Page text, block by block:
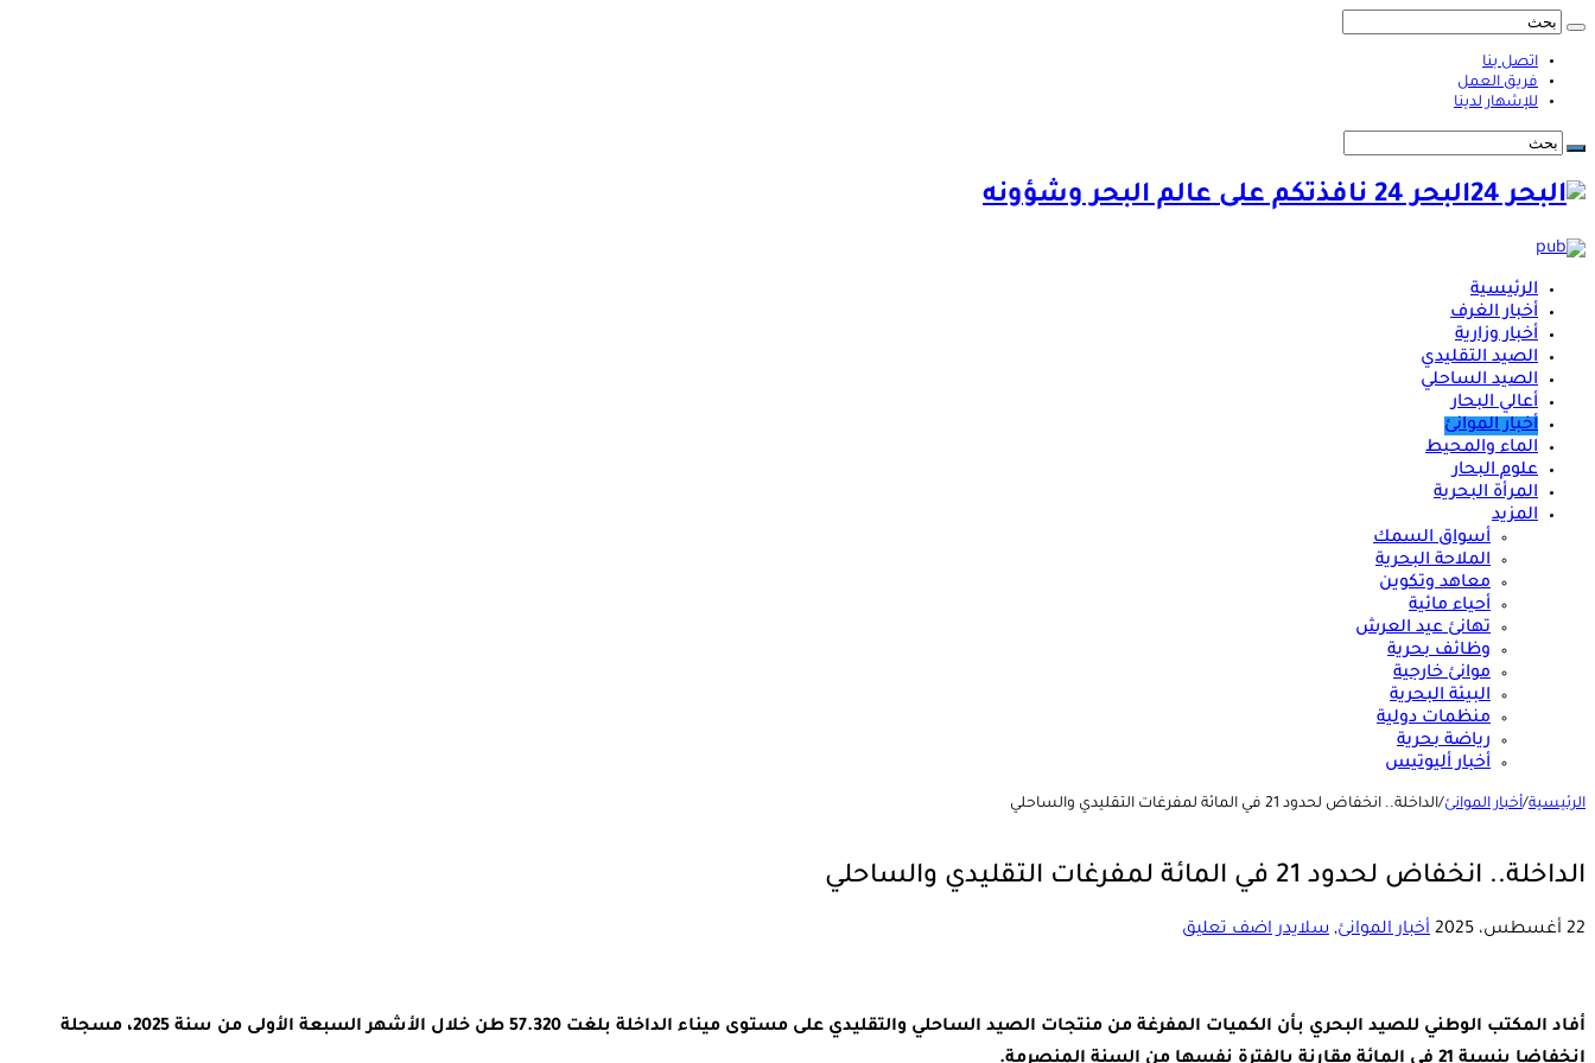
اتصل بنا
فريق العمل
للإشهار لدينا
البحر 24 نافذتكم على عالم البحر وشؤونه
الرئيسية
أخبار الغرف
أخبار وزارية
الصيد التقليدي
الصيد الساحلي
أعالي البحار
أخبار الموانئ
الماء والمحيط
علوم البحار
المرأة البحرية
المزيد
أسواق السمك
الملاحة البحرية
معاهد وتكوين
أحياء مائية
تهانئ عيد العرش
وظائف بحرية
موانئ خارجية
البيئة البحرية
منظمات دولية
رياضة بحرية
أخبار أليوتيس
الرئيسية/أخبار الموانئ/الداخلة.. انخفاض لحدود 21 في المائة لمفرغات التقليدي والساحلي
الداخلة.. انخفاض لحدود 21 في المائة لمفرغات التقليدي والساحلي
22 أغسطس، 2025 أخبار الموانئ, سلايدر اضف تعليق
أفاد المكتب الوطني للصيد البحري بأن الكميات المفرغة من منتجات الصيد الساحلي والتقليدي على مستوى ميناء الداخلة بلغت 57.320 طن خلال الأشهر السبعة الأولى من سنة 2025، مسجلة
انخفاضا بنسبة 21 في المائة مقارنة بالفترة نفسها من السنة المنصرمة.